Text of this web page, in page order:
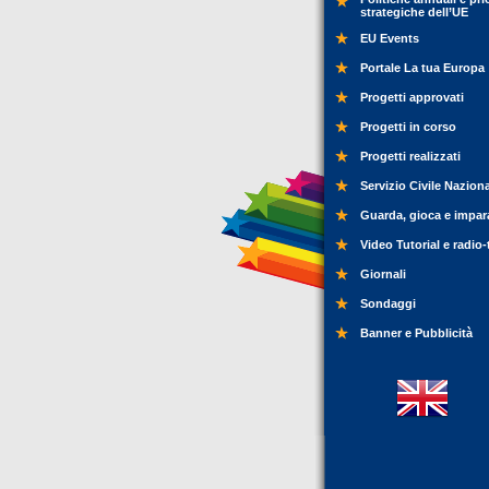
strategiche dell’UE
EU Events
Portale La tua Europa
Progetti approvati
Progetti in corso
Progetti realizzati
Servizio Civile
Guarda, gioca e
Video Tutorial e
Giornali
Sondaggi
Banner e Pubblicità